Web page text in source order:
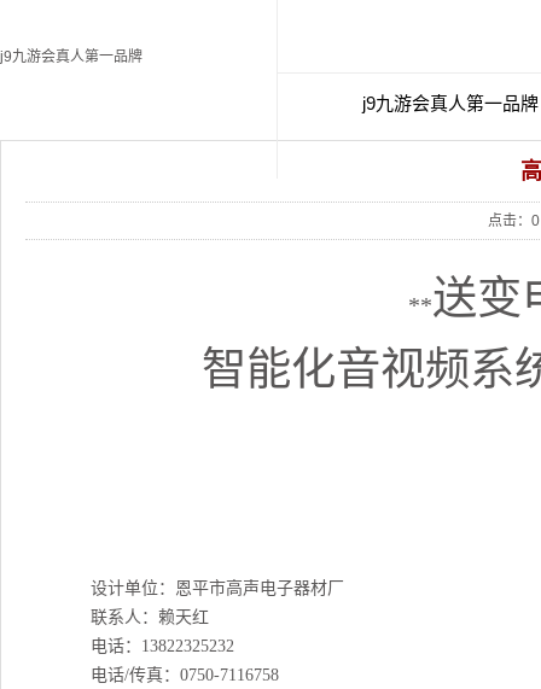
j9九游会真人第一品牌
j9九游会真人第一品牌
点击： 0
**送变
智能化音视频系
设计单位： 恩平市高声电子器材厂
联系人： 赖天红
电话： 13822325232
电话/传真： 0750-7116758